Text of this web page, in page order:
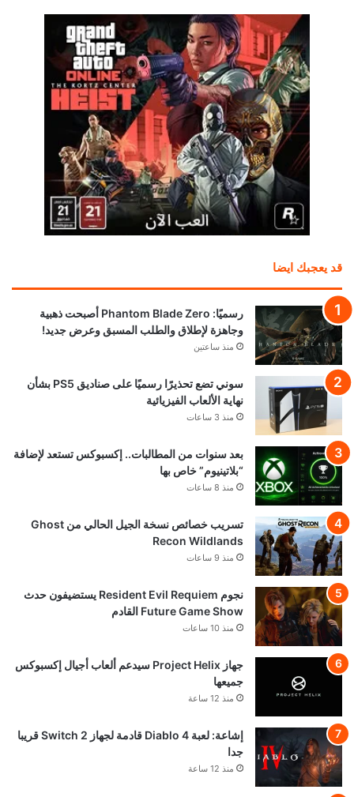
قد يعجبك ايضا
رسميًا: Phantom Blade Zero أصبحت ذهبية
وجاهزة لإطلاق والطلب المسبق وعرض جديد!
منذ ساعتين
سوني تضع تحذيرًا رسميًا على صناديق PS5 بشأن
نهاية الألعاب الفيزيائية
منذ 3 ساعات
بعد سنوات من المطالبات.. إكسبوكس تستعد لإضافة
“بلاتينيوم” خاص بها
منذ 8 ساعات
تسريب خصائص نسخة الجيل الحالي من Ghost
Recon Wildlands
منذ 9 ساعات
نجوم Resident Evil Requiem يستضيفون حدث
Future Game Show القادم
منذ 10 ساعات
جهاز Project Helix سيدعم ألعاب أجيال إكسبوكس
جميعها
منذ 12 ساعة
إشاعة: لعبة Diablo 4 قادمة لجهاز Switch 2 قريبا
جدا
منذ 12 ساعة